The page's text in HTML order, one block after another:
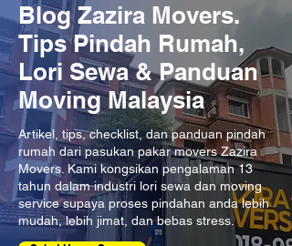
Blog Zazira Movers.
Tips Pindah Rumah,
Lori Sewa & Panduan
Moving Malaysia
Artikel, tips, checklist, dan panduan pindah
rumah dari pasukan pakar movers Zazira
Movers. Kami kongsikan pengalaman 13
tahun dalam industri lori sewa dan moving
service supaya proses pindahan anda lebih
mudah, lebih jimat, dan bebas stress.